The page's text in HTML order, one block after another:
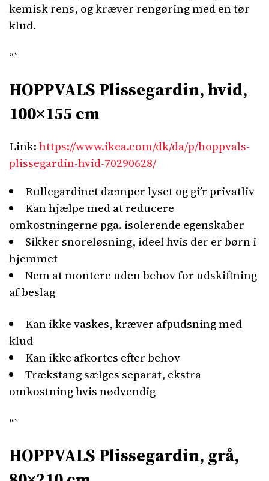
kemisk rens, og kræver rengøring med en tør
klud.
“`
HOPPVALS Plissegardin, hvid,
100×155 cm
Link:https://www.ikea.com/dk/da/p/hoppvals-
plissegardin-hvid-70290628/
Rullegardinet dæmper lyset og gi’r privatliv
Kan hjælpe med at reducere
omkostningerne pga. isolerende egenskaber
Sikker snoreløsning, ideel hvis der er børn i
hjemmet
Nem at montere uden behov for udskiftning
af beslag
Kan ikke vaskes, kræver afpudsning med
klud
Kan ikke afkortes efter behov
Trækstang sælges separat, ekstra
omkostning hvis nødvendig
“`
HOPPVALS Plissegardin, grå,